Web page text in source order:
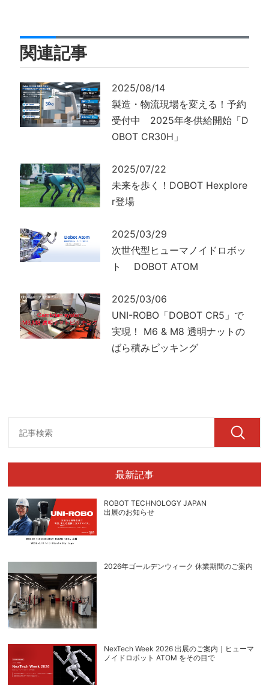
関連記事
2025/08/14
製造・物流現場を変える！予約
受付中 2025年冬供給開始「D
OBOT CR30H」
2025/07/22
未来を歩く！DOBOT Hexplore
r登場
2025/03/29
次世代型ヒューマノイドロボッ
ト DOBOT ATOM
2025/03/06
UNI-ROBO「DOBOT CR5」で
実現！ M6 & M8 透明ナットの
ばら積みピッキング
最新記事
ROBOT TECHNOLOGY JAPAN
出展のお知らせ
2026年ゴールデンウィーク 休業期間のご案内
NexTech Week 2026 出展のご案内｜ヒューマ
ノイドロボット ATOM をその目で